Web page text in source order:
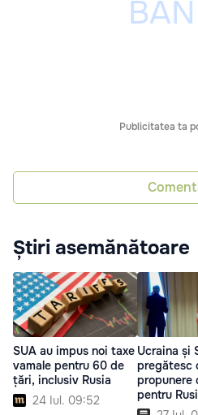
Publicitatea ta
Știri asemănătoare
SUA au impus noi taxe
vamale pentru 60 de
țări, inclusiv Rusia
24 Iul. 09:52
Ucraina și
pregătesc
propunere
pentru